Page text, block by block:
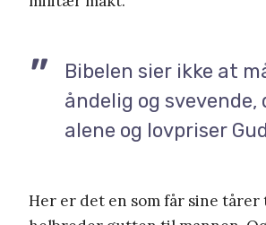
Bibelen sier ikke at
åndelig og svevende,
alene og lovpriser
Her er det en som får sine tårer